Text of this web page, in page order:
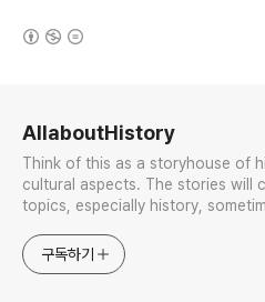
AllaboutHistory
Think of this as a storyhouse of
cultural aspects. The stories will
topics, especially history,
approach will be to resist any
generalized viewpoint
구독하기